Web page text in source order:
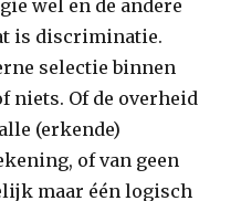
wel en de andere
is discriminatie.
selectie binnen
niets. Of de overheid
(erkende)
of van geen
maar één logisch